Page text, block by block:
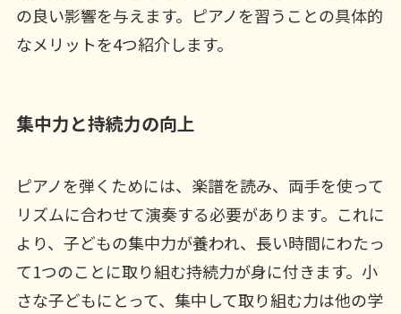
の良い影響を与えます。ピアノを習うことの具体的
なメリットを4つ紹介します。
集中力と持続力の向上
ピアノを弾くためには、楽譜を読み、両手を使って
リズムに合わせて演奏する必要があります。これに
より、子どもの集中力が養われ、長い時間にわたっ
て1つのことに取り組む持続力が身に付きます。小
さな子どもにとって、集中して取り組む力は他の学